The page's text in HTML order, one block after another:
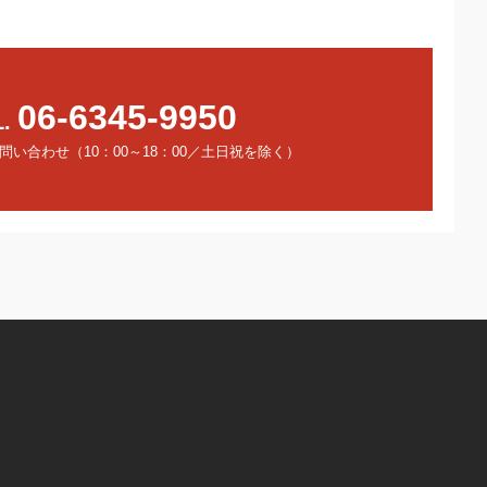
06-6345-9950
い合わせ（10：00～18：00／土日祝を除く）